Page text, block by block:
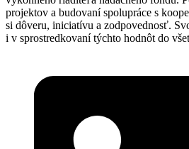
projektov a budovaní spolupráce s
si dôveru, iniciatívu a zodpovednosť.
i v sprostredkovaní týchto hodnôt do